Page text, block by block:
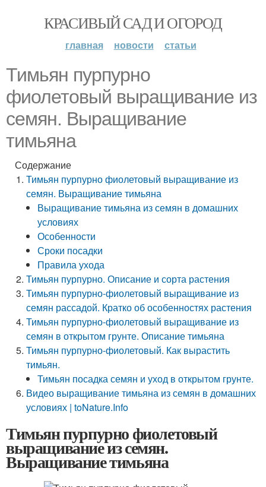
КРАСИВЫЙ САД И ОГОРОД
главная новости статьи
Тимьян пурпурно
фиолетовый выращивание из
семян. Выращивание
тимьяна
Содержание
Тимьян пурпурно фиолетовый выращивание из
семян. Выращивание тимьяна
Выращивание тимьяна из семян в домашних
условиях
Особенности
Сроки посадки
Правила ухода
Тимьян пурпурно. Описание и сорта растения
Тимьян пурпурно-фиолетовый выращивание из
семян рассадой. Кратко об особенностях растения
Тимьян пурпурно-фиолетовый выращивание из
семян в открытом грунте. Описание тимьяна
Тимьян пурпурно-фиолетовый. Как вырастить
тимьян.
Тимьян посадка семян и уход в открытом грунте.
Видео выращивание тимьяна из семян в домашних
условиях | toNature.Info
Тимьян пурпурно фиолетовый
выращивание из семян.
Выращивание тимьяна